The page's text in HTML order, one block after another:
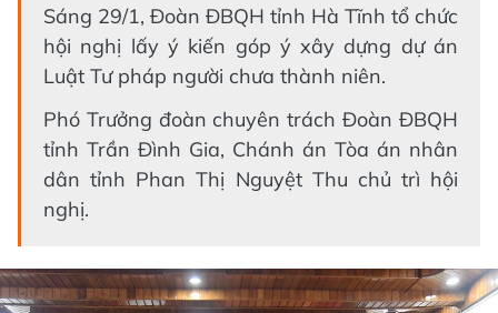
Sáng 29/1, Đoàn ĐBQH tỉnh Hà Tĩnh tổ chức
hội nghị lấy ý kiến góp ý xây dựng dự án
Luật Tư pháp người chưa thành niên.
Phó Trưởng đoàn chuyên trách Đoàn ĐBQH
tỉnh Trần Đình Gia, Chánh án Tòa án nhân
dân tỉnh Phan Thị Nguyệt Thu chủ trì hội
nghị.